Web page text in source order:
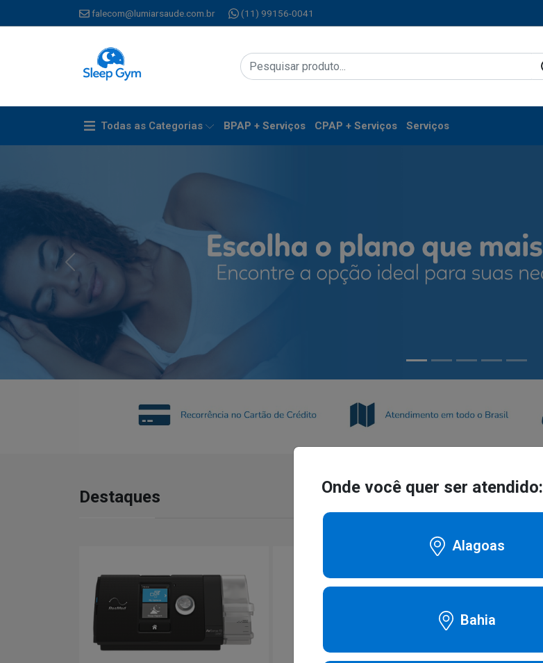
Onde você quer ser atendido:
Alagoas
Bahia
falecom@lumiarsaude.com.br (11) 99156-0041
Todas as Categorias BPAP + Serviços CPAP + Serviços Serviços
Anterior
Destaques